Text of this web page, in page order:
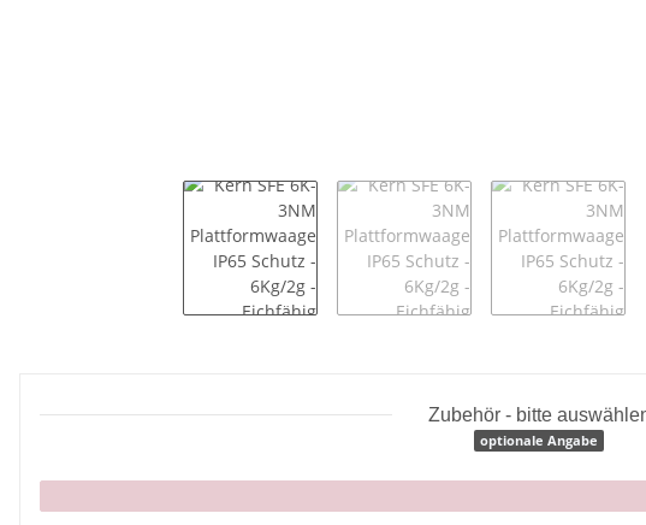
Zubehör - bitte
optionale Angabe
x